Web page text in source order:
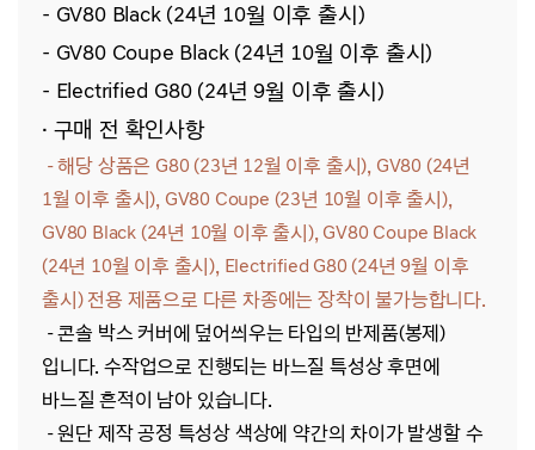
- GV80 Black (24년 10월 이후 출시)
- GV80 Coupe Black (24년 10월 이후 출시)
- Electrified G80 (24년 9월 이후 출시)
· 구매 전 확인사항
- 해당 상품은 G80 (23년 12월 이후 출시), GV80 (24년
1월 이후 출시), GV80 Coupe (23년 10월 이후 출시),
GV80 Black (24년 10월 이후 출시), GV80 Coupe Black
(24년 10월 이후 출시), Electrified G80 (24년 9월 이후
출시) 전용 제품으로 다른 차종에는 장착이 불가능합니다.
- 콘솔 박스 커버에 덮어씌우는 타입의 반제품(봉제)
입니다. 수작업으로 진행되는 바느질 특성상 후면에
바느질 흔적이 남아 있습니다.
- 원단 제작 공정 특성상 색상에 약간의 차이가 발생할 수